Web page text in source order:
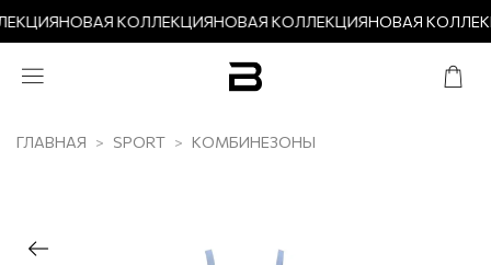
НОВАЯ КОЛЛЕКЦИЯНОВАЯ КОЛЛЕКЦИЯНОВАЯ
ГЛАВНАЯ SPORT КОМБИНЕЗОНЫ